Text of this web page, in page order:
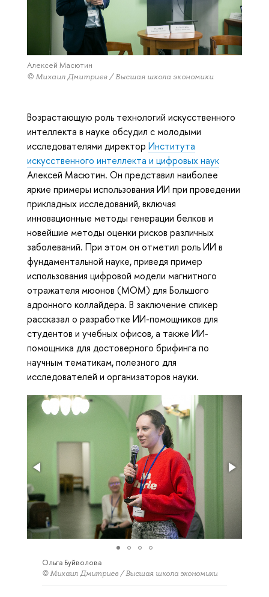
Алексей Масютин
© Михаил Дмитриев / Высшая школа экономики
Возрастающую роль технологий искусственного
интеллекта в науке обсудил с молодыми
исследователями директор Института
искусственного интеллекта и цифровых наук
Алексей Масютин. Он представил наиболее
яркие примеры использования ИИ при проведении
прикладных исследований, включая
инновационные методы генерации белков и
новейшие методы оценки рисков различных
заболеваний. При этом он отметил роль ИИ в
фундаментальной науке, приведя пример
использования цифровой модели магнитного
отражателя мюонов (МОМ) для Большого
адронного коллайдера. В заключение спикер
рассказал о разработке ИИ-помощников для
студентов и учебных офисов, а также ИИ-
помощника для достоверного брифинга по
научным тематикам, полезного для
исследователей и организаторов науки.
Ольга Буйволова
© Михаил Дмитриев / Высшая школа экономики